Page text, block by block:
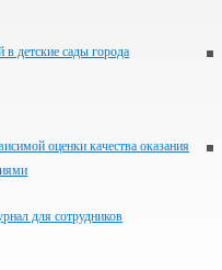
в детские сады города
оценки качества оказания
для сотрудников